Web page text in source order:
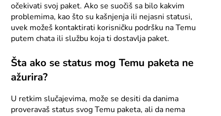
očekivati svoj paket. Ako se suočiš sa bilo kakvim
problemima, kao što su kašnjenja ili nejasni statusi,
uvek možeš kontaktirati korisničku podršku na Temu
putem chata ili službu koja ti dostavlja paket.
Šta ako se status mog Temu paketa ne
ažurira?
U retkim slučajevima, može se desiti da danima
proveravaš status svog Temu paketa, ali da nema